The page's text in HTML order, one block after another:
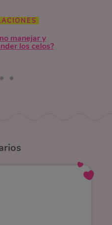
manejar y
los celos?